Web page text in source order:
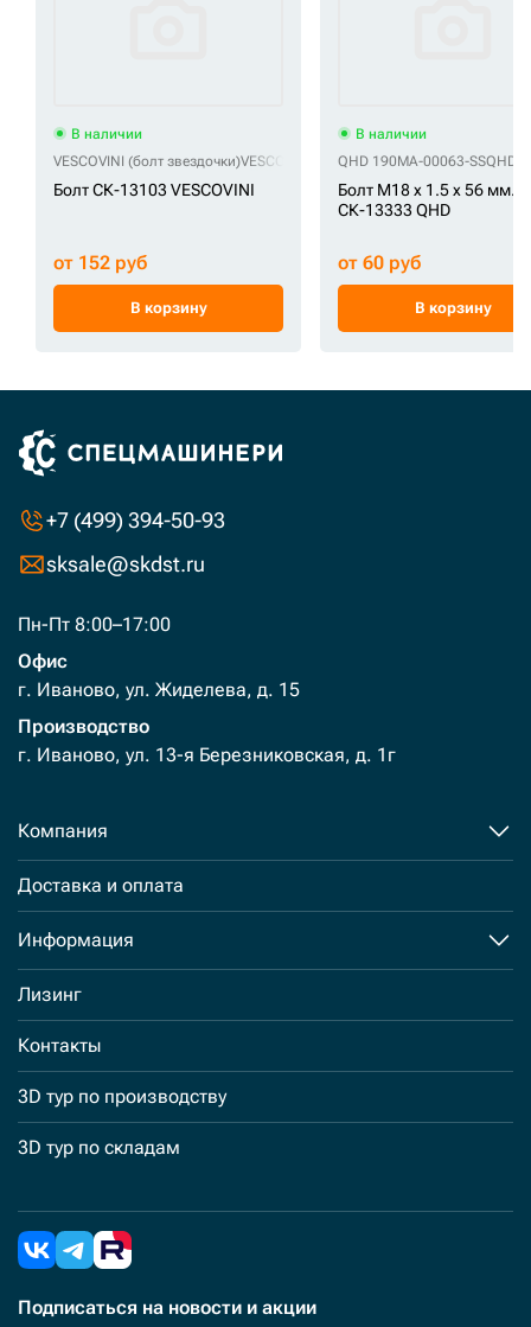
В наличии
VESCOVINI (болт звездочки)VESCOVINI 0120102000550VESCOVINI
Болт СК-13103 VESCOVINI
от 152 руб
В корзину
В наличии
QHD 190MA-00063-SSQHD
Болт M18 x 1.5 x 56 мм.
СК-13333 QHD
от 60 руб
В корзину
+7 (499) 394-50-93
sksale@skdst.ru
Пн-Пт 8:00–17:00
Офис
г. Иваново, ул. Жиделева, д. 15
Производство
г. Иваново, ул. 13-я Березниковская, д. 1г
Компания
Доставка и оплата
Информация
Лизинг
Контакты
3D тур по производству
3D тур по складам
Подписаться на новости и акции